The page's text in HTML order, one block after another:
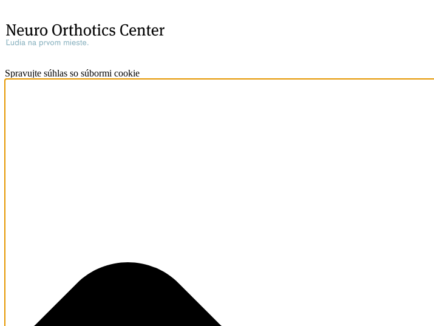
Spravujte súhlas so súbormi cookie